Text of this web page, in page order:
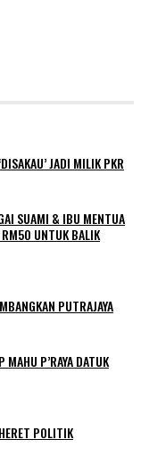
JADI MILIK PKR
SUAMI & IBU MENTUA
RM50 UNTUK BALIK
PUTRAJAYA
MAHU P’RAYA DATUK
POLITIK